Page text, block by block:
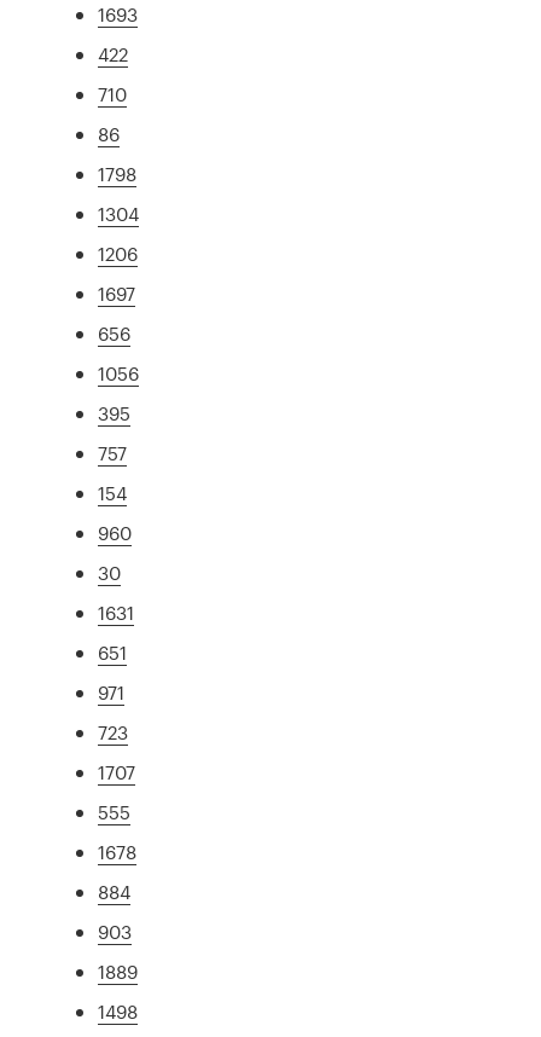
1693
422
710
86
1798
1304
1206
1697
656
1056
395
757
154
960
30
1631
651
971
723
1707
555
1678
884
903
1889
1498